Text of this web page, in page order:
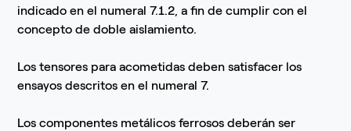
indicado en el numeral 7.1.2, a fin de cumplir con el
concepto de doble aislamiento.
Los tensores para acometidas deben satisfacer los
ensayos descritos en el numeral 7.
Los componentes metálicos ferrosos deberán ser